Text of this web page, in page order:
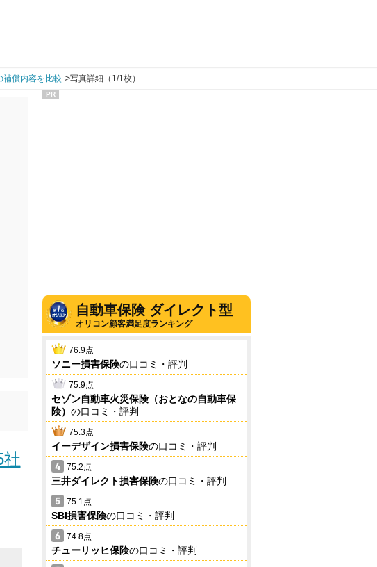
補償内容を比較 >写真詳細（1/1枚）
PR
自動車保険 ダイレクト型
オリコン顧客満足度ランキング
76.9点
ソニー損害保険の口コミ・評判
75.9点
セゾン自動車火災保険（おとなの自動車保
険） の口コミ・評判
75.3点
イーデザイン損害保険の口コミ・評判
75.2点
三井ダイレクト損害保険の口コミ・評判
75.1点
SBI損害保険の口コミ・評判
74.8点
チューリッヒ保険の口コミ・評判